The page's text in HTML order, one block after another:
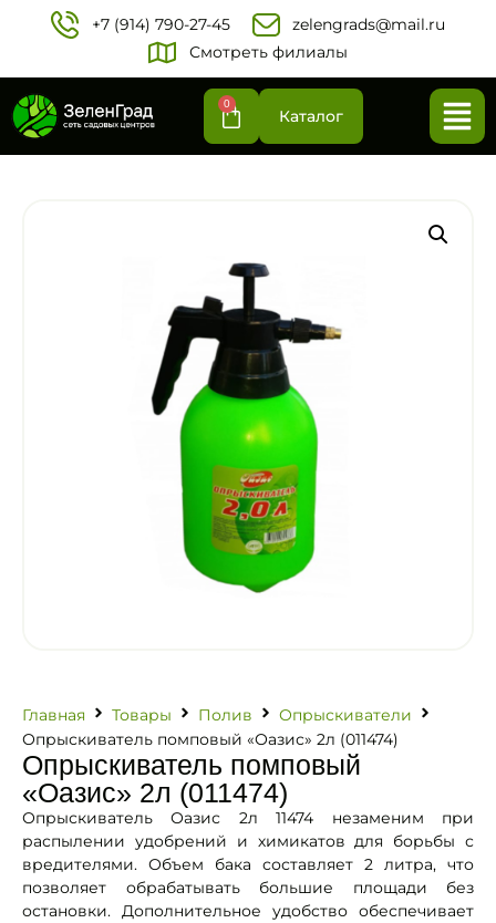
+7 (914) 790-27-45‬
zelengrads@mail.ru
Смотреть филиалы
0
Каталог
Главная Товары Полив
Опрыскиватели
Опрыскиватель помповый «Оазис» 2л (011474)
Опрыскиватель помповый
«Оазис» 2л (011474)
Опрыскиватель Оазис 2л 11474 незаменим при
распылении удобрений и химикатов для борьбы с
вредителями. Объем бака составляет 2 литра, что
позволяет обрабатывать большие площади без
остановки. Дополнительное удобство обеспечивает